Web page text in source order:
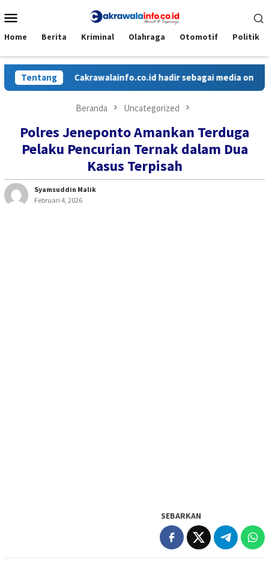
ke
Mobile
Home Berita Kriminal Olahraga Otomotif Politik
TentangCakrawalainfo.co.id hadir sebagai media online
Beranda Uncategorized
Polres Jeneponto Amankan Terduga
Pelaku Pencurian Ternak dalam Dua
Kasus Terpisah
Syamsuddin Malik
Februari 4, 2026
SEBARKAN